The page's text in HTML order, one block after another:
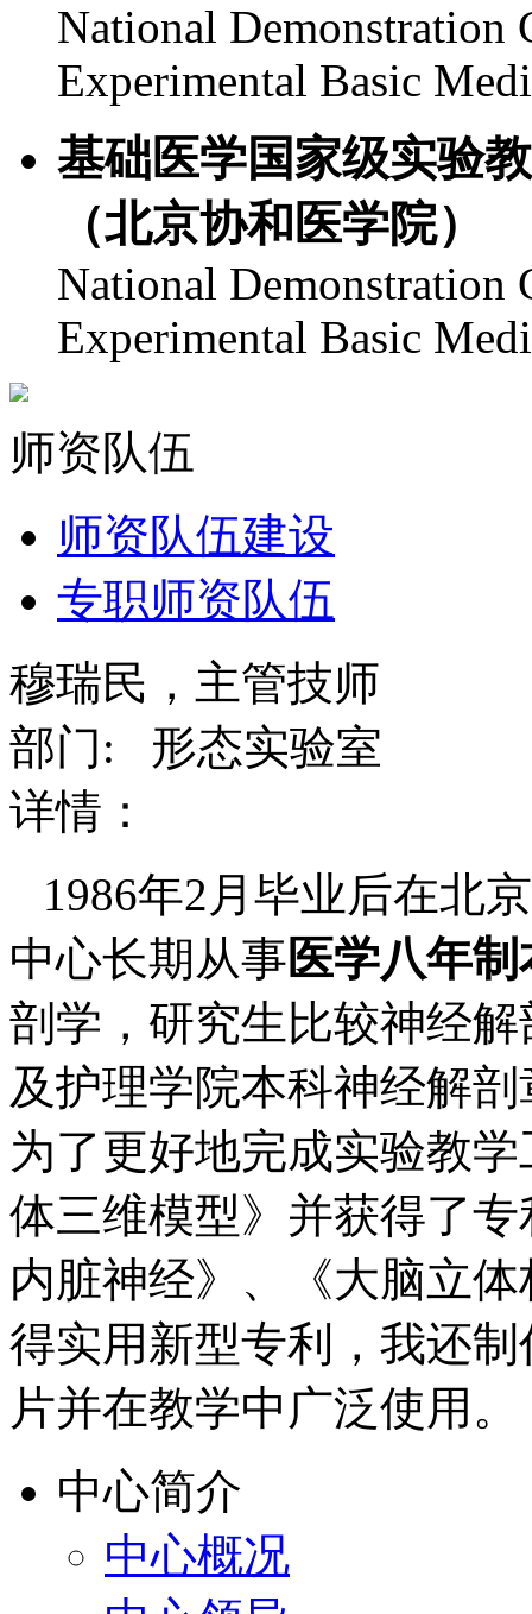
National Demonstration
Experimental Basic
基础医学国家级实验
（北京协和医学院）
National Demonstration
Experimental Basic
师资队伍
师资队伍建设
专职师资队伍
穆瑞民，主管技师
部门: 形态实验室
详情：
1986年2 月毕业后在北
中心长期从事医学八年
剖学，研究生比较神经解
及护理学院本科神经解
为了更好地完成实验教
体三维模型》并获得了
内脏神经》、《大脑立
得实用新型专利，我还
片并在教学中广泛使用。
中心简介
中心概况